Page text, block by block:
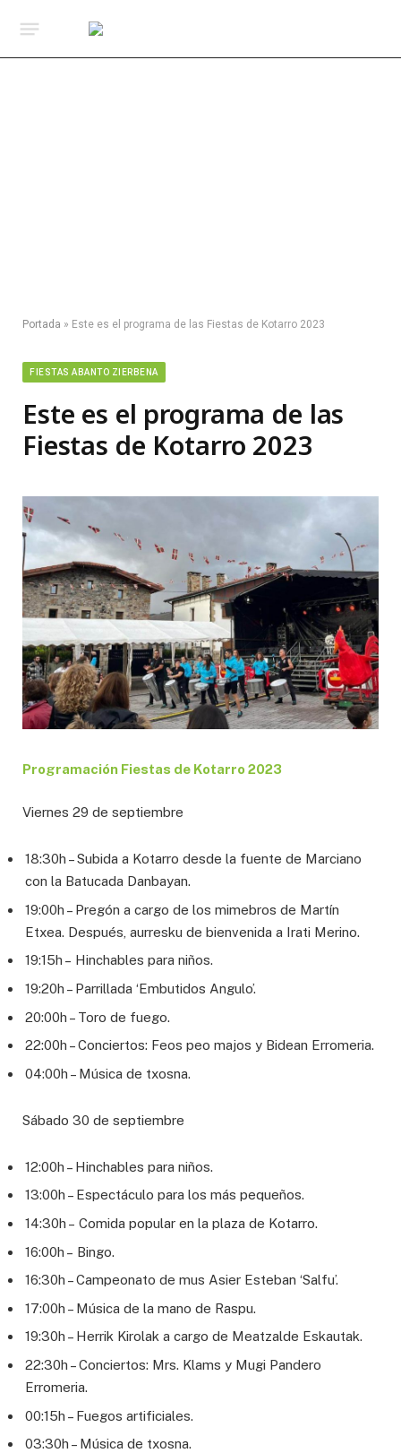
Portada » Este es el programa de las Fiestas de Kotarro 2023
FIESTAS ABANTO ZIERBENA
Este es el programa de las
Fiestas de Kotarro 2023
Programación Fiestas de Kotarro 2023
Viernes 29 de septiembre
18:30h – Subida a Kotarro desde la fuente de Marciano
con la Batucada Danbayan.
19:00h – Pregón a cargo de los mimebros de Martín
Etxea. Después, aurresku de bienvenida a Irati Merino.
19:15h – Hinchables para niños.
19:20h – Parrillada ‘Embutidos Angulo’.
20:00h – Toro de fuego.
22:00h – Conciertos: Feos peo majos y Bidean Erromeria.
04:00h – Música de txosna.
Sábado 30 de septiembre
12:00h – Hinchables para niños.
13:00h – Espectáculo para los más pequeños.
14:30h – Comida popular en la plaza de Kotarro.
16:00h – Bingo.
16:30h – Campeonato de mus Asier Esteban ‘Salfu’.
17:00h – Música de la mano de Raspu.
19:30h – Herrik Kirolak a cargo de Meatzalde Eskautak.
22:30h – Conciertos: Mrs. Klams y Mugi Pandero
Erromeria.
00:15h – Fuegos artificiales.
03:30h – Música de txosna.